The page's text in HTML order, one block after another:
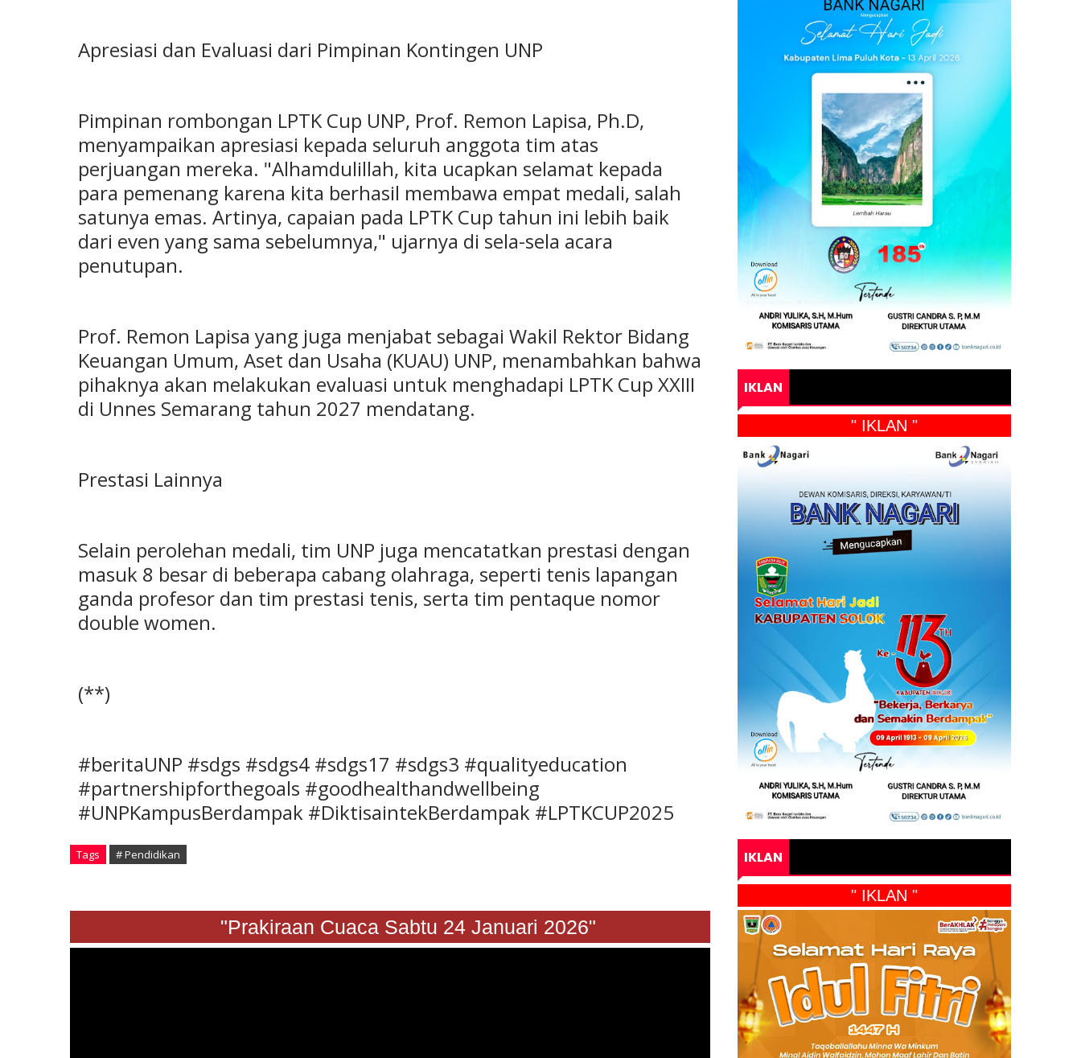
Apresiasi dan Evaluasi dari Pimpinan Kontingen UNP
Pimpinan rombongan LPTK Cup UNP, Prof. Remon Lapisa, Ph.D,
menyampaikan apresiasi kepada seluruh anggota tim atas
perjuangan mereka. "Alhamdulillah, kita ucapkan selamat kepada
para pemenang karena kita berhasil membawa empat medali, salah
satunya emas. Artinya, capaian pada LPTK Cup tahun ini lebih baik
dari even yang sama sebelumnya," ujarnya di sela-sela acara
penutupan.
Prof. Remon Lapisa yang juga menjabat sebagai Wakil Rektor Bidang
Keuangan Umum, Aset dan Usaha (KUAU) UNP, menambahkan bahwa
pihaknya akan melakukan evaluasi untuk menghadapi LPTK Cup XXIII
di Unnes Semarang tahun 2027 mendatang.
Prestasi Lainnya
Selain perolehan medali, tim UNP juga mencatatkan prestasi dengan
masuk 8 besar di beberapa cabang olahraga, seperti tenis lapangan
ganda profesor dan tim prestasi tenis, serta tim pentaque nomor
double women.
(**)
#beritaUNP #sdgs #sdgs4 #sdgs17 #sdgs3 #qualityeducation
#partnershipforthegoals #goodhealthandwellbeing
#UNPKampusBerdampak #DiktisaintekBerdampak #LPTKCUP2025
Tags # Pendidikan
"Prakiraan Cuaca Sabtu 24 Januari 2026"
IKLAN
" IKLAN "
IKLAN
" IKLAN "